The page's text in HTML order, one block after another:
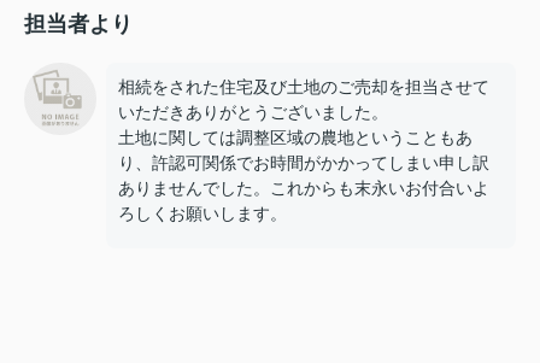
担当者より
相続をされた住宅及び土地のご売却を担当させて
いただきありがとうございました。
土地に関しては調整区域の農地ということもあ
り、許認可関係でお時間がかかってしまい申し訳
ありませんでした。これからも末永いお付合いよ
ろしくお願いします。